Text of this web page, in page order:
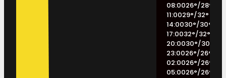
08:0026°/28°
11:0029°/32°
14:0030°/30°
17:0032°/32°
20:0030°/30
23:0026°/26°
02:0026°/26°
05:0026°/26°